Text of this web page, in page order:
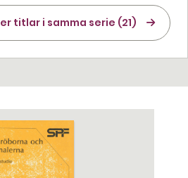
titlar i samma serie (21)